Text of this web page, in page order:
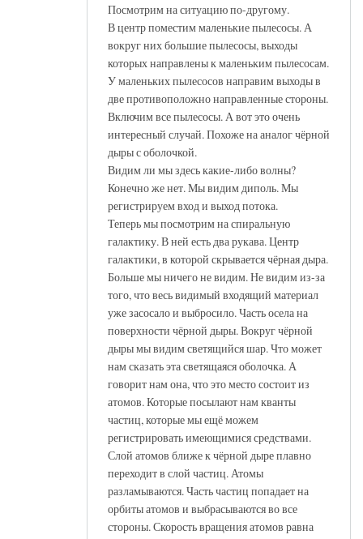
Посмотрим на ситуацию по-другому.
В центр поместим маленькие пылесосы. А
вокруг них большие пылесосы, выходы
которых направлены к маленьким пылесосам.
У маленьких пылесосов направим выходы в
две противоположно направленные стороны.
Включим все пылесосы. А вот это очень
интересный случай. Похоже на аналог чёрной
дыры с оболочкой.
Видим ли мы здесь какие-либо волны?
Конечно же нет. Мы видим диполь. Мы
регистрируем вход и выход потока.
Теперь мы посмотрим на спиральную
галактику. В ней есть два рукава. Центр
галактики, в которой скрывается чёрная дыра.
Больше мы ничего не видим. Не видим из-за
того, что весь видимый входящий материал
уже засосало и выбросило. Часть осела на
поверхности чёрной дыры. Вокруг чёрной
дыры мы видим светящийся шар. Что может
нам сказать эта светящаяся оболочка. А
говорит нам она, что это место состоит из
атомов. Которые посылают нам кванты
частиц, которые мы ещё можем
регистрировать имеющимися средствами.
Слой атомов ближе к чёрной дыре плавно
переходит в слой частиц. Атомы
разламываются. Часть частиц попадает на
орбиты атомов и выбрасываются во все
стороны. Скорость вращения атомов равна